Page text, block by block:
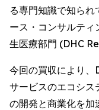
る専門知識で知ら
ース・コンサルテ
生医療部門 (DHC
今回の買収により、
サービスのエコシス
の開発と商業化を加